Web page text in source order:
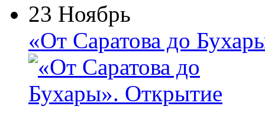
23 Ноябрь
«От Саратова до